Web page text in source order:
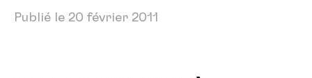
Publié le 20 février 2011